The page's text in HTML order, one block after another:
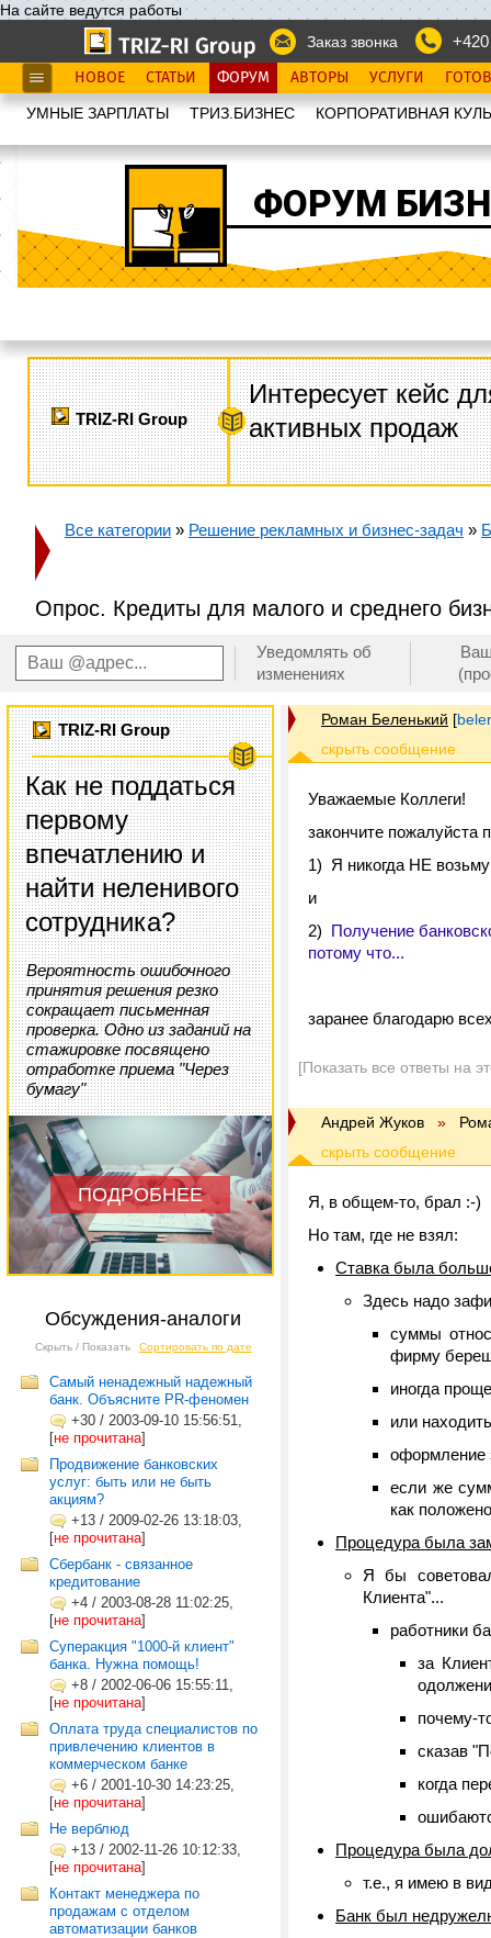
На сайте ведутся работы
Заказ звонка
НОВОЕ СТАТЬИ ФОРУМ АВТОРЫ УСЛУГИ
УМНЫЕ ЗАРПЛАТЫ ТРИЗ.БИЗНЕС КОРПОРАТИВНАЯ
ФОРУМ
TRIZ-RI Group
Интересует кейс
активных продаж
Все категории » Решение рекламных и бизнес-задач »
Опрос. Кредиты для малого и среднего
Уведомлять об
изменениях
TRIZ-RI Group
Как не поддаться
первому
впечатлению и
найти неленивого
сотрудника?
Вероятность ошибочного
принятия решения резко
сокращает письменная
проверка. Одно из заданий на
стажировке посвящено
отработке приема "Через
бумагу"
ПОДРОБНЕЕ
Обсуждения-аналоги
Скрыть / Показать Сортировать по дате
Самый ненадежный надежный
банк. Объясните PR-феномен
+30 / 2003-09-10 15:56:51,
[не прочитана]
Продвижение банковских
услуг: быть или не быть
акциям?
+13 / 2009-02-26 13:18:03,
[не прочитана]
Сбербанк - связанное
кредитование
+4 / 2003-08-28 11:02:25,
[не прочитана]
Cуперакция "1000-й клиент"
банка. Нужна помощь!
+8 / 2002-06-06 15:55:11,
[не прочитана]
Оплата труда специалистов по
привлечению клиентов в
коммерческом банке
+6 / 2001-10-30 14:23:25,
[не прочитана]
Не верблюд
+13 / 2002-11-26 10:12:33,
[не прочитана]
Контакт менеджера по
продажам с отделом
автоматизации банков
Роман Беленький [
Уважаемые Коллеги!
закончите пожалуйста
1) Я никогда НЕ
и
2) Получение
потому что...
заранее благодарю
[Показать все ответы на
Андрей Жуков »
Я, в общем-то, брал :-)
Но там, где не взял:
Ставка была
Здесь надо
суммы
фирму
иногда
или
оформление
если же
как
Процедура была
Я бы
Клиента"...
работники
за
почему-
сказав
когда
Процедура была
т.е., я имею в
Банк был